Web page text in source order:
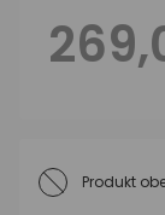
Produkt